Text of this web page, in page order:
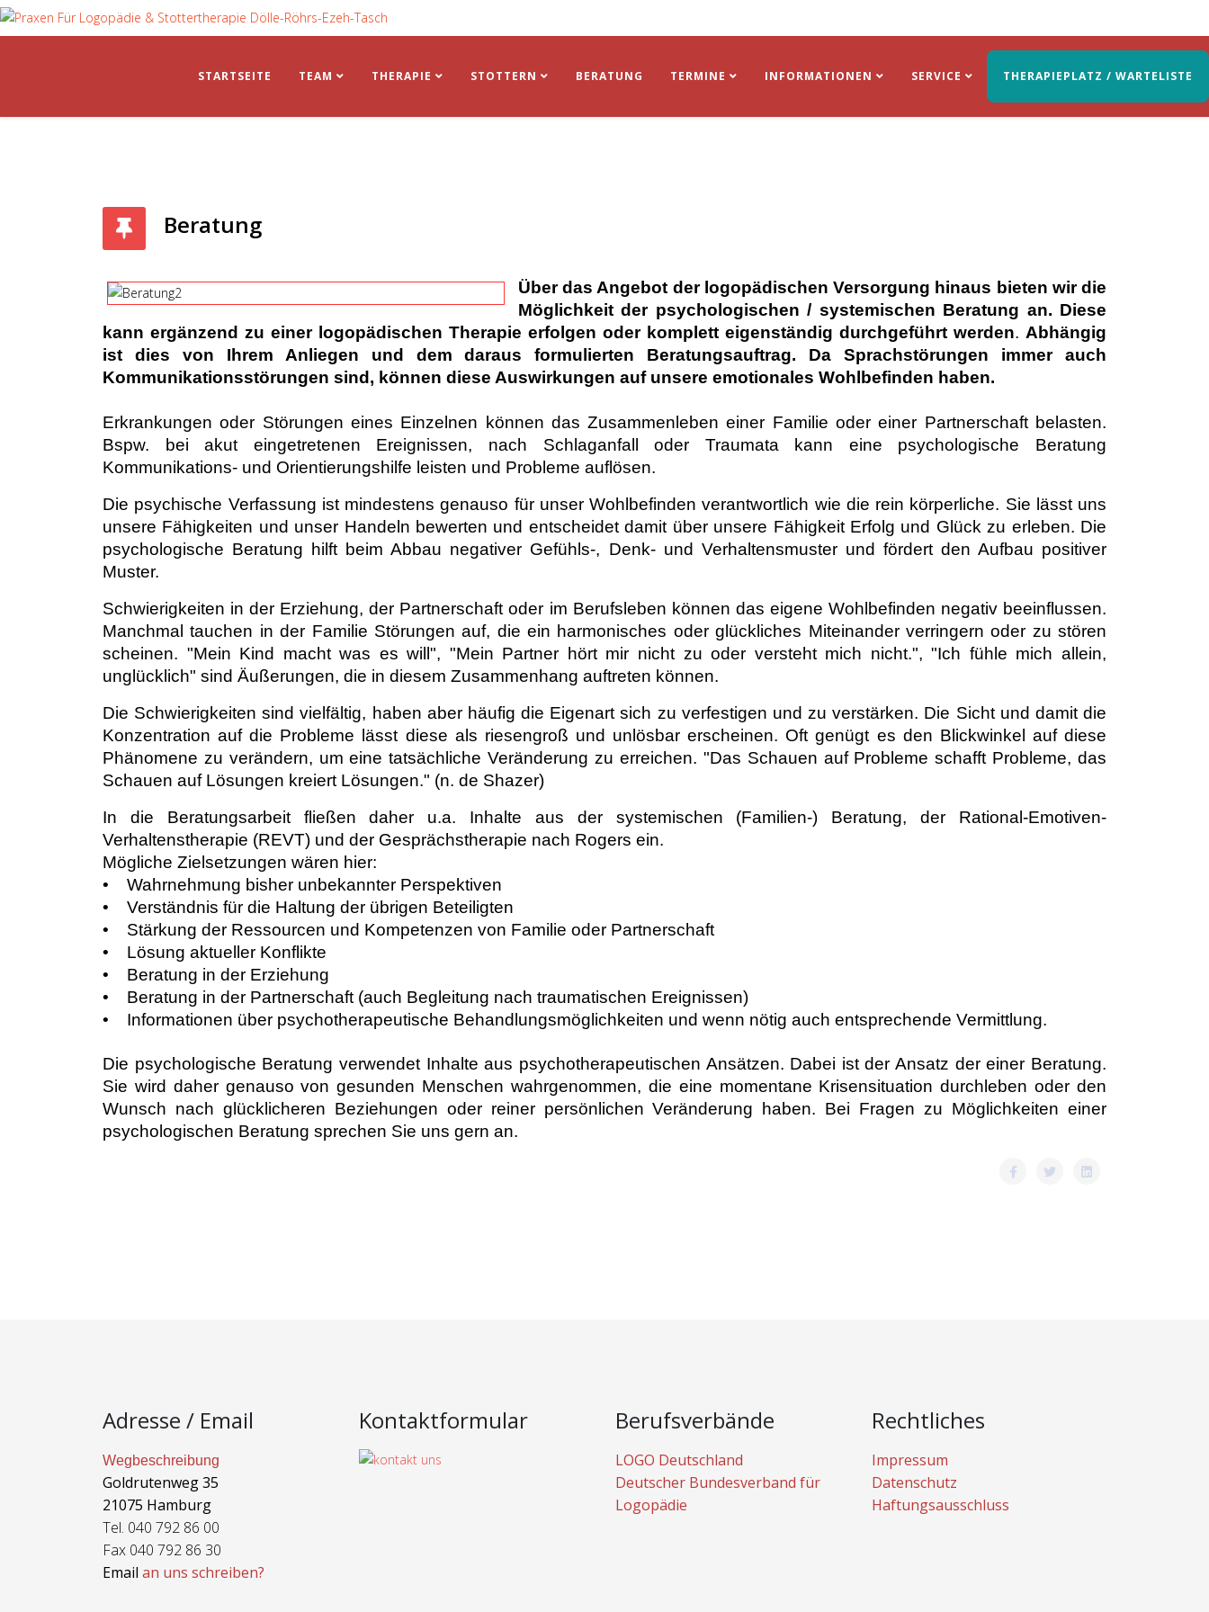
STARTSEITE TEAM THERAPIE STOTTERN BERATUNG TERMINE INFORMATIONEN SERVICE THERAPIEPLATZ / WARTELISTE
Beratung
Über das Angebot der logopädischen Versorgung hinaus bieten wir die
Möglichkeit der psychologischen / systemischen Beratung an. Diese
kann ergänzend zu einer logopädischen Therapie erfolgen oder komplett eigenständig durchgeführt werden. Abhängig
ist dies von Ihrem Anliegen und dem daraus formulierten Beratungsauftrag. Da Sprachstörungen immer auch
Kommunikationsstörungen sind, können diese Auswirkungen auf unsere emotionales Wohlbefinden haben.
Erkrankungen oder Störungen eines Einzelnen können das Zusammenleben einer Familie oder einer Partnerschaft belasten.
Bspw. bei akut eingetretenen Ereignissen, nach Schlaganfall oder Traumata kann eine psychologische Beratung
Kommunikations- und Orientierungshilfe leisten und Probleme auflösen.
Die psychische Verfassung ist mindestens genauso für unser Wohlbefinden verantwortlich wie die rein körperliche. Sie lässt uns
unsere Fähigkeiten und unser Handeln bewerten und entscheidet damit über unsere Fähigkeit Erfolg und Glück zu erleben. Die
psychologische Beratung hilft beim Abbau negativer Gefühls-, Denk- und Verhaltensmuster und fördert den Aufbau positiver
Muster.
Schwierigkeiten in der Erziehung, der Partnerschaft oder im Berufsleben können das eigene Wohlbefinden negativ beeinflussen.
Manchmal tauchen in der Familie Störungen auf, die ein harmonisches oder glückliches Miteinander verringern oder zu stören
scheinen. "Mein Kind macht was es will", "Mein Partner hört mir nicht zu oder versteht mich nicht.", "Ich fühle mich allein,
unglücklich" sind Äußerungen, die in diesem Zusammenhang auftreten können.
Die Schwierigkeiten sind vielfältig, haben aber häufig die Eigenart sich zu verfestigen und zu verstärken. Die Sicht und damit die
Konzentration auf die Probleme lässt diese als riesengroß und unlösbar erscheinen. Oft genügt es den Blickwinkel auf diese
Phänomene zu verändern, um eine tatsächliche Veränderung zu erreichen. "Das Schauen auf Probleme schafft Probleme, das
Schauen auf Lösungen kreiert Lösungen." (n. de Shazer)
In die Beratungsarbeit fließen daher u.a. Inhalte aus der systemischen (Familien-) Beratung, der Rational-Emotiven-
Verhaltenstherapie (REVT) und der Gesprächstherapie nach Rogers ein.
Mögliche Zielsetzungen wären hier:
• Wahrnehmung bisher unbekannter Perspektiven
• Verständnis für die Haltung der übrigen Beteiligten
• Stärkung der Ressourcen und Kompetenzen von Familie oder Partnerschaft
• Lösung aktueller Konflikte
• Beratung in der Erziehung
• Beratung in der Partnerschaft (auch Begleitung nach traumatischen Ereignissen)
• Informationen über psychotherapeutische Behandlungsmöglichkeiten und wenn nötig auch entsprechende Vermittlung.
Die psychologische Beratung verwendet Inhalte aus psychotherapeutischen Ansätzen. Dabei ist der Ansatz der einer Beratung.
Sie wird daher genauso von gesunden Menschen wahrgenommen, die eine momentane Krisensituation durchleben oder den
Wunsch nach glücklicheren Beziehungen oder reiner persönlichen Veränderung haben. Bei Fragen zu Möglichkeiten einer
psychologischen Beratung sprechen Sie uns gern an.
Adresse / Email
Wegbeschreibung
Goldrutenweg 35
21075 Hamburg
Tel. 040 792 86 00
Fax 040 792 86 30
Email an uns schreiben?
Kontaktformular Berufsverbände
LOGO Deutschland
Deutscher Bundesverband für
Logopädie
Rechtliches
Impressum
Datenschutz
Haftungsausschluss